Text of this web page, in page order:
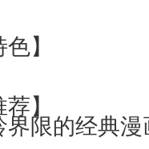
】
】
界限的经典